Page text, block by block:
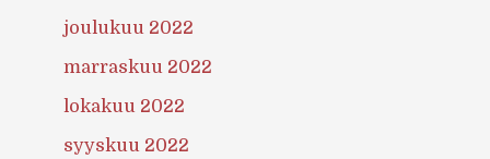
joulukuu 2022
marraskuu 2022
lokakuu 2022
syyskuu 2022